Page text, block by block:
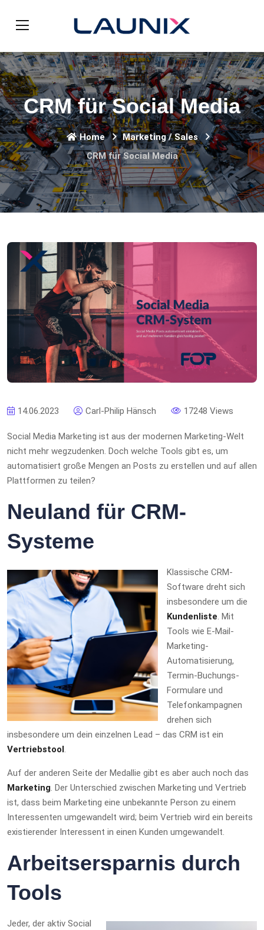
CRM für Social Media
Home
Marketing / Sales
CRM für Social Media
14.06.2023 Carl-Philip Hänsch 17248 Views
Social Media Marketing ist aus der modernen Marketing-Welt
nicht mehr wegzudenken. Doch welche Tools gibt es, um
automatisiert große Mengen an Posts zu erstellen und auf allen
Plattformen zu teilen?
Neuland für CRM-
Systeme
Klassische CRM-
Software dreht sich
insbesondere um die
Kundenliste. Mit
Tools wie E-Mail-
Marketing-
Automatisierung,
Termin-Buchungs-
Formulare und
Telefonkampagnen
drehen sich
insbesondere um dein einzelnen Lead – das CRM ist ein
Vertriebstool .
Auf der anderen Seite der Medallie gibt es aber auch noch das
Marketing. Der Unterschied zwischen Marketing und Vertrieb
ist, dass beim Marketing eine unbekannte Person zu einem
Interessenten umgewandelt wird; beim Vertrieb wird ein bereits
existierender Interessent in einen Kunden umgewandelt.
Arbeitsersparnis durch
Tools
Jeder, der aktiv Social